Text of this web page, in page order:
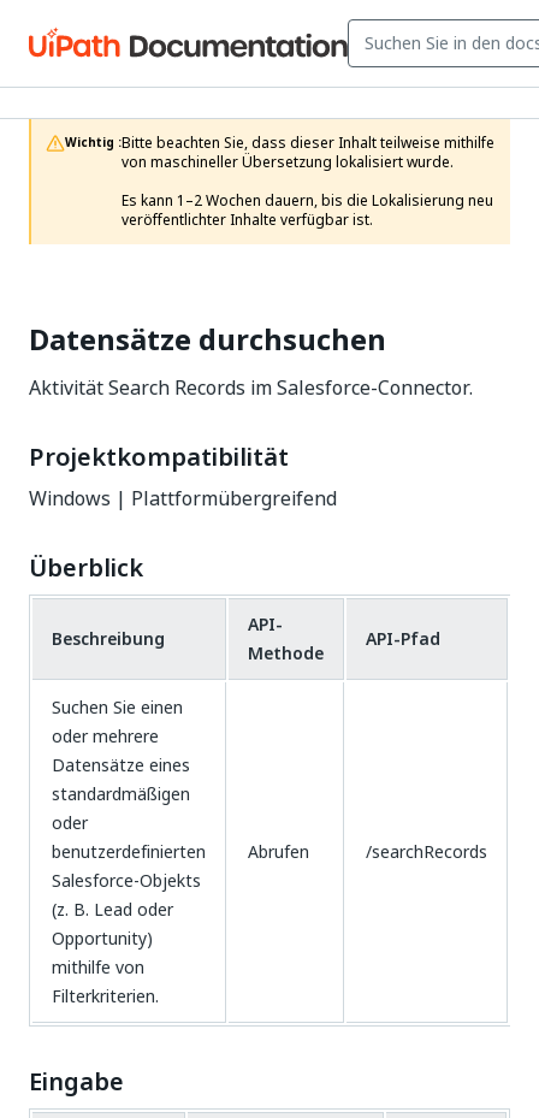
Wichtig :Bitte beachten Sie, dass dieser Inhalt teilweise mithilfe
von maschineller Übersetzung lokalisiert wurde.
Es kann 1–2 Wochen dauern, bis die Lokalisierung neu
veröffentlichter Inhalte verfügbar ist.
Datensätze durchsuchen
Aktivität Search Records im Salesforce-Connector.
Projektkompatibilität
Windows | Plattformübergreifend
Überblick
Beschreibung
API-
Methode
API-Pfad
Suchen Sie einen
oder mehrere
Datensätze eines
standardmäßigen
oder
benutzerdefinierten
Salesforce-Objekts
(z. B. Lead oder
Opportunity)
mithilfe von
Filterkriterien.
Abrufen /searchRecords
Eingabe